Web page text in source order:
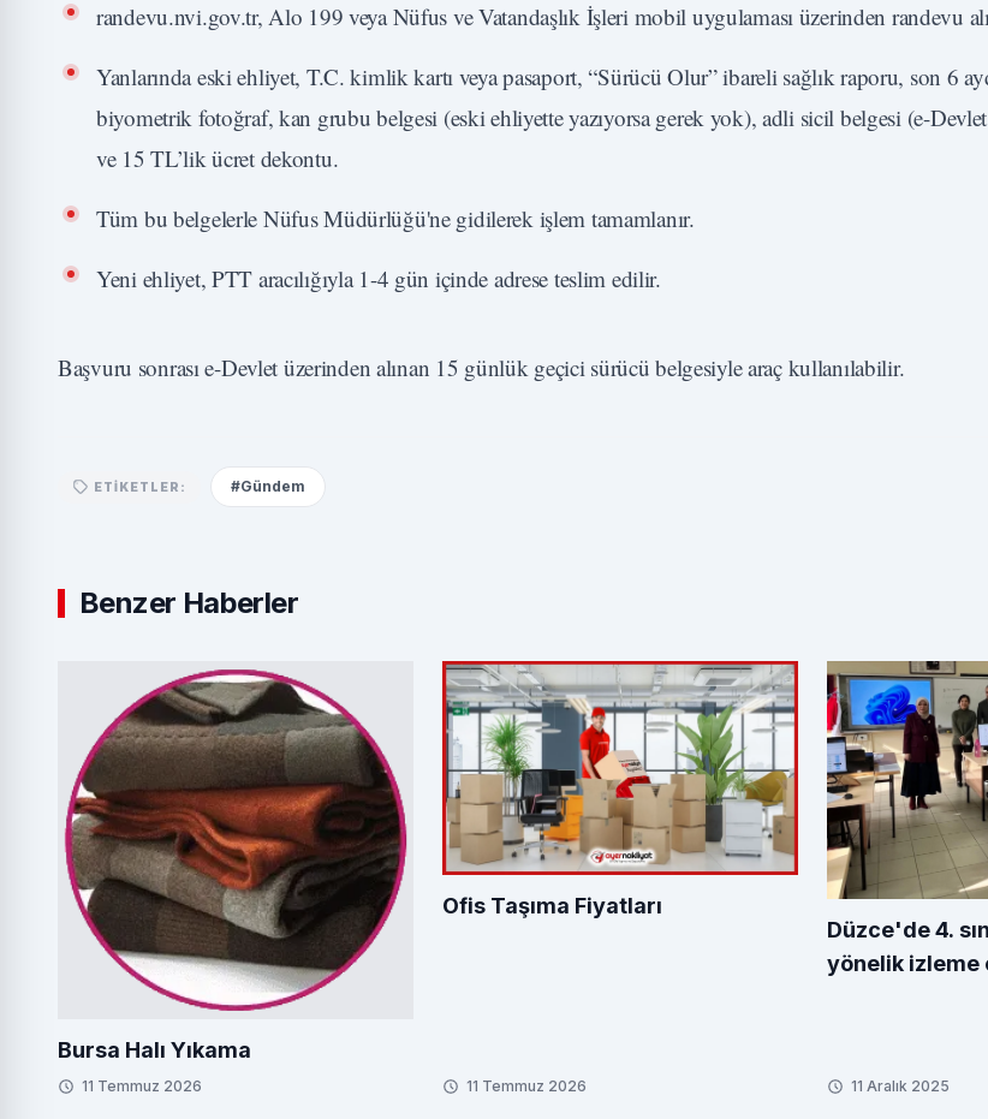
randevu.nvi.gov.tr, Alo 199 veya Nüfus ve Vatandaşlık İşleri mobil uygulaması üzerinden randevu
Yanlarında eski ehliyet, T.C. kimlik kartı veya pasaport, “Sürücü Olur” ibareli sağlık raporu, son 6
biyometrik fotoğraf, kan grubu belgesi (eski ehliyette yazıyorsa gerek yok), adli sicil belgesi (e-
ve 15 TL’lik ücret dekontu.
Tüm bu belgelerle Nüfus Müdürlüğü'ne gidilerek işlem tamamlanır.
Yeni ehliyet, PTT aracılığıyla 1-4 gün içinde adrese teslim edilir.
Başvuru sonrası e-Devlet üzerinden alınan 15 günlük geçici sürücü belgesiyle araç kullanılabilir.
ETIKETLER: #Gündem
Benzer Haberler
Bursa Halı Yıkama
11 Temmuz 2026
Ofis Taşıma Fiyatları
11 Temmuz 2026
Düzce'de 4.
yönelik izleme
11 Aralık 2025